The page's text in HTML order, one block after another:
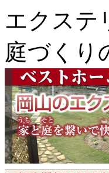
エクステ
庭づくり